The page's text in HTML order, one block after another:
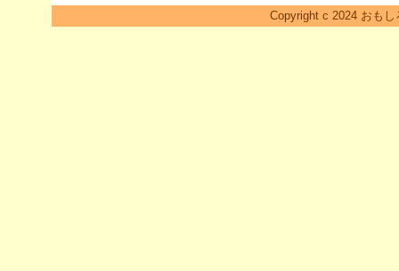
Copyright c 2024 おも